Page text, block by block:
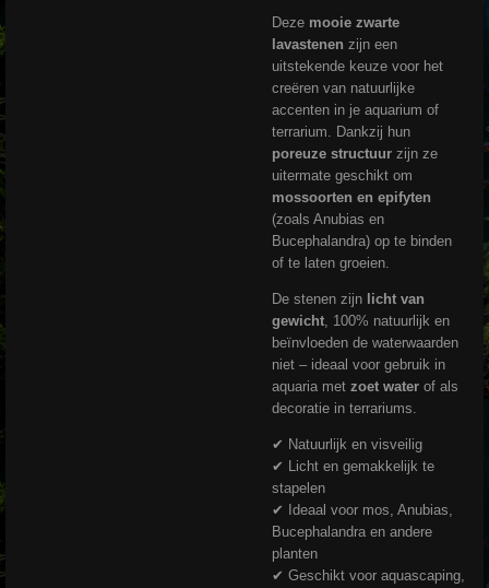
Deze mooie zwarte
lavastenen zijn een
uitstekende keuze voor het
creëren van natuurlijke
accenten in je aquarium of
terrarium. Dankzij hun
poreuze structuur zijn ze
uitermate geschikt om
mossoorten en epifyten
(zoals Anubias en
Bucephalandra) op te binden
of te laten groeien.
De stenen zijn licht van
gewicht, 100% natuurlijk en
beïnvloeden de waterwaarden
niet – ideaal voor gebruik in
aquaria met zoet water of als
decoratie in terrariums.
✔ Natuurlijk en visveilig
✔ Licht en gemakkelijk te
stapelen
✔ Ideaal voor mos, Anubias,
Bucephalandra en andere
planten
✔ Geschikt voor aquascaping,